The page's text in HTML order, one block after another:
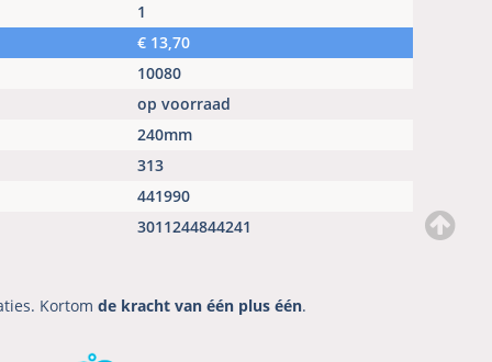
1
€ 13,70
10080
op voorraad
240mm
313
441990
3011244844241
Kortom de kracht van één plus één.